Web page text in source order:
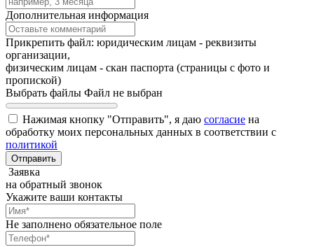
Дополнительная информация
Прикрепить файл: юридическим лицам - реквизиты
организации,
физическим лицам - скан паспорта (страницы с фото и
пропиской)
Выбрать файлы Файл не выбран
Нажимая кнопку "Отправить", я даю согласие на
обработку моих персональных данных в соответствии с
политикой
Заявка
на обратный звонок
Укажите ваши контакты
Не заполнено обязательное поле